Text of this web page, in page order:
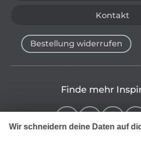
Kontakt
Bestellung widerrufen
Finde mehr
Wir schneidern deine Daten auf